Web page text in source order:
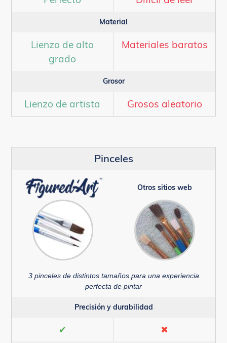
Material
Lienzo de alto
grado
Materiales baratos
Grosor
Lienzo de artista Grosos aleatorio
Pinceles
Otros sitios web
3 pinceles de distintos tamaños para una experiencia
perfecta de pintar
Precisión y durabilidad
✔ ✖